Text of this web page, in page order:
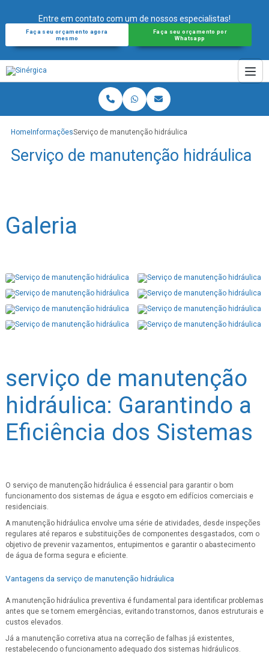
Entre em contato com um de nossos especialistas!
Faça seu orçamento agora
mesmo
Faça seu orçamento por
Whatsapp
Home InformaçõesServiço de manutenção hidráulica
Serviço de manutenção hidráulica
Galeria
serviço de manutenção
hidráulica: Garantindo a
Eficiência dos Sistemas
O serviço de manutenção hidráulica é essencial para garantir o bom
funcionamento dos sistemas de água e esgoto em edifícios comerciais e
residenciais.
A manutenção hidráulica envolve uma série de atividades, desde inspeções
regulares até reparos e substituições de componentes desgastados, com o
objetivo de prevenir vazamentos, entupimentos e garantir o abastecimento
de água de forma segura e eficiente.
Vantagens da serviço de manutenção hidráulica
A manutenção hidráulica preventiva é fundamental para identificar problemas
antes que se tornem emergências, evitando transtornos, danos estruturais e
custos elevados.
Já a manutenção corretiva atua na correção de falhas já existentes,
restabelecendo o funcionamento adequado dos sistemas hidráulicos.